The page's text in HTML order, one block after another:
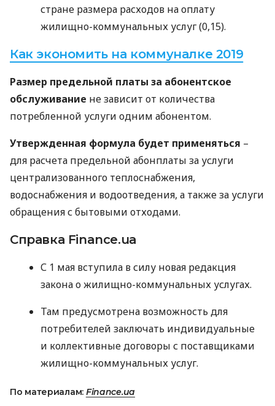
стране размера расходов на оплату
жилищно-коммунальных услуг (0,15).
Как экономить на коммуналке 2019
Размер предельной платы за абонентское
обслуживание не зависит от количества
потребленной услуги одним абонентом.
Утвержденная формула будет применяться –
для расчета предельной абонплаты за услуги
централизованного теплоснабжения,
водоснабжения и водоотведения, а также за услуги
обращения с бытовыми отходами.
Справка Finance.ua
С 1 мая вступила в силу новая редакция
закона о жилищно-коммунальных услугах.
Там предусмотрена возможность для
потребителей заключать индивидуальные
и коллективные договоры с поставщиками
жилищно-коммунальных услуг.
По материалам: Finance.ua